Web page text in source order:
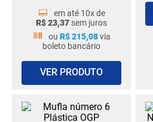
em até 10x de
R$23,37 sem juros
ou R$ 215,08via
boleto bancário
VER PRODUTO